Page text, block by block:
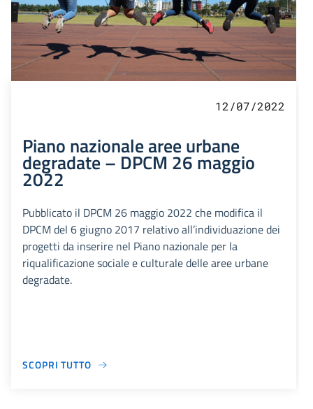
12/07/2022
Piano nazionale aree urbane
degradate – DPCM 26 maggio
2022
Pubblicato il DPCM 26 maggio 2022 che modifica il
DPCM del 6 giugno 2017 relativo all’individuazione dei
progetti da inserire nel Piano nazionale per la
riqualificazione sociale e culturale delle aree urbane
degradate.
SCOPRI TUTTO